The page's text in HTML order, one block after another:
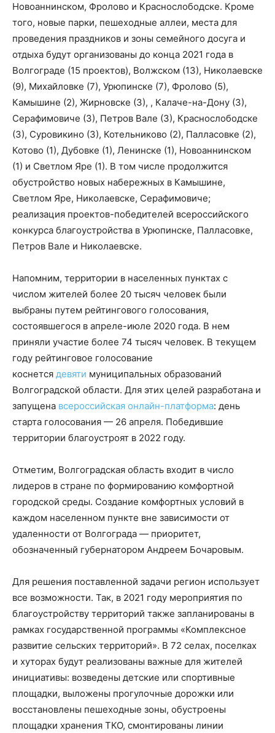
Новоаннинском, Фролово и Краснослободске. Кроме
того, новые парки, пешеходные аллеи, места для
проведения праздников и зоны семейного досуга и
отдыха будут организованы до конца 2021 года в
Волгограде (15 проектов), Волжском (13), Николаевске
(9), Михайловке (7), Урюпинске (7), Фролово (5),
Камышине (2), Жирновске (3), , Калаче-на-Дону (3),
Серафимовиче (3), Петров Вале (3), Краснослободске
(3), Суровикино (3), Котельниково (2), Палласовке (2),
Котово (1), Дубовке (1), Ленинске (1), Новоаннинском
(1) и Светлом Яре (1). В том числе продолжится
обустройство новых набережных в Камышине,
Светлом Яре, Николаевске, Серафимовиче;
реализация проектов-победителей всероссийского
конкурса благоустройства в Урюпинске, Палласовке,
Петров Вале и Николаевске.
Напомним, территории в населенных пунктах с
числом жителей более 20 тысяч человек были
выбраны путем рейтингового голосования,
состоявшегося в апреле-июле 2020 года. В нем
приняли участие более 74 тысяч человек. В текущем
году рейтинговое голосование
коснется девяти муниципальных образований
Волгоградской области. Для этих целей разработана и
запущена всероссийская онлайн-платформа: день
старта голосования — 26 апреля. Победившие
территории благоустроят в 2022 году.
Отметим, Волгоградская область входит в число
лидеров в стране по формированию комфортной
городской среды. Создание комфортных условий в
каждом населенном пункте вне зависимости от
удаленности от Волгограда — приоритет,
обозначенный губернатором Андреем Бочаровым.
Для решения поставленной задачи регион использует
все возможности. Так, в 2021 году мероприятия по
благоустройству территорий также запланированы в
рамках государственной программы «Комплексное
развитие сельских территорий». В 72 селах, поселках
и хуторах будут реализованы важные для жителей
инициативы: возведены детские или спортивные
площадки, выложены прогулочные дорожки или
восстановлены пешеходные зоны, обустроены
площадки хранения ТКО, смонтированы линии